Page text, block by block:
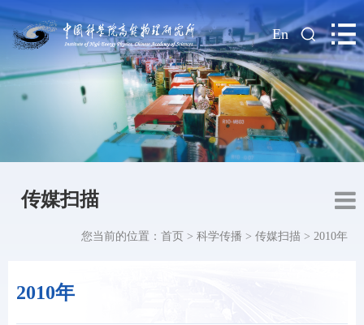
| En
传媒扫描
2010年
您当前的位置： 首页 > 科学传播 > 传媒扫描 > 2010年